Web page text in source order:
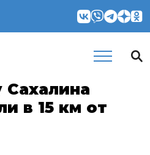
в 15 км от